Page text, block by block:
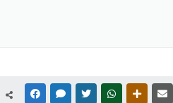
FACEBOOKMESSENGER
TWITTERWHATSAPP